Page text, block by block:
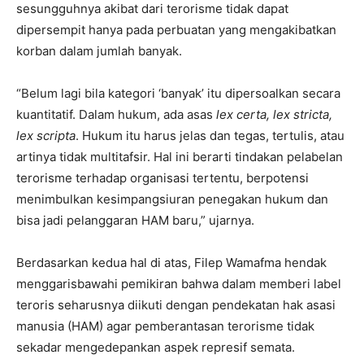
sesungguhnya akibat dari terorisme tidak dapat
dipersempit hanya pada perbuatan yang mengakibatkan
korban dalam jumlah banyak.
“Belum lagi bila kategori ‘banyak’ itu dipersoalkan secara
kuantitatif. Dalam hukum, ada asas lex certa, lex stricta,
lex scripta. Hukum itu harus jelas dan tegas, tertulis, atau
artinya tidak multitafsir. Hal ini berarti tindakan pelabelan
terorisme terhadap organisasi tertentu, berpotensi
menimbulkan kesimpangsiuran penegakan hukum dan
bisa jadi pelanggaran HAM baru,” ujarnya.
Berdasarkan kedua hal di atas, Filep Wamafma hendak
menggarisbawahi pemikiran bahwa dalam memberi label
teroris seharusnya diikuti dengan pendekatan hak asasi
manusia (HAM) agar pemberantasan terorisme tidak
sekadar mengedepankan aspek represif semata.